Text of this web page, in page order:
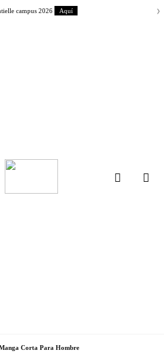
campus 2026 Aquí ›
Corta Para Hombre